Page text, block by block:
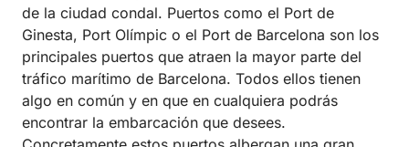
de la ciudad condal. Puertos como el Port de
Ginesta, Port Olímpic o el Port de Barcelona son los
principales puertos que atraen la mayor parte del
tráfico marítimo de Barcelona. Todos ellos tienen
algo en común y en que en cualquiera podrás
encontrar la embarcación que desees.